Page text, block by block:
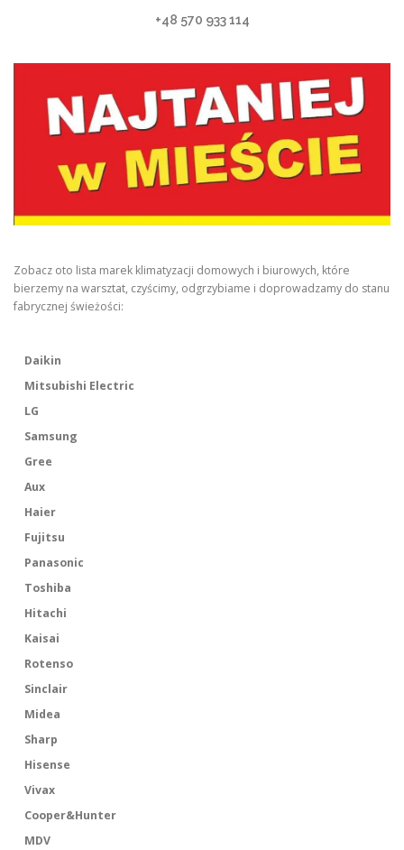
+48 570 933 114
Zobacz oto lista marek klimatyzacji domowych i biurowych, które
bierzemy na warsztat, czyścimy, odgrzybiame i doprowadzamy do stanu
fabrycznej świeżości:
Daikin
Mitsubishi Electric
LG
Samsung
Gree
Aux
Haier
Fujitsu
Panasonic
Toshiba
Hitachi
Kaisai
Rotenso
Sinclair
Midea
Sharp
Hisense
Vivax
Cooper&Hunter
MDV